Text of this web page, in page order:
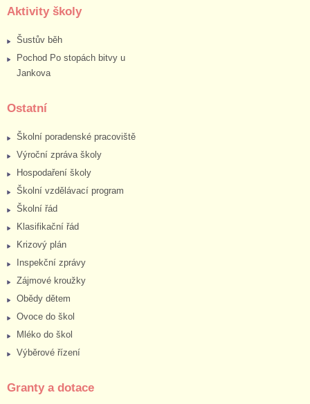
Aktivity školy
Šustův běh
Pochod Po stopách bitvy u
Jankova
Ostatní
Školní poradenské pracoviště
Výroční zpráva školy
Hospodaření školy
Školní vzdělávací program
Školní řád
Klasifikační řád
Krizový plán
Inspekční zprávy
Zájmové kroužky
Obědy dětem
Ovoce do škol
Mléko do škol
Výběrové řízení
Granty a dotace